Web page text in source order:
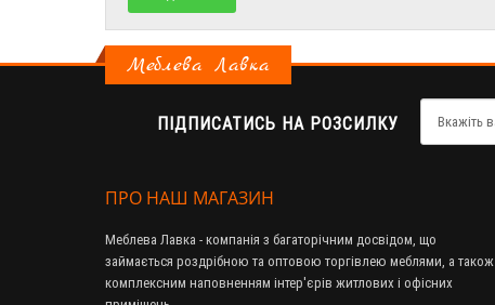
Меблева Лавка
ПІДПИСАТИСЬ НА РОЗСИЛКУ
ПРО НАШ МАГАЗИН
Меблева Лавка - компанія з багаторічним досвідом, що
займається роздрібною та оптовою торгівлею меблями, а також
комплексним наповненням інтер'єрів житлових і офісних